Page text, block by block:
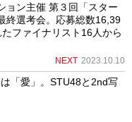
ョン主催 第３回「スター
終選考会。応募総数16,39
ファイナリスト16人から
NEXT 2023.10.10
「愛」。STU48と2nd写